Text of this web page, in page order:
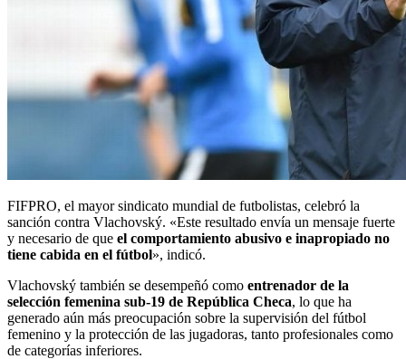
FIFPRO, el mayor sindicato mundial de futbolistas, celebró la
sanción contra Vlachovský. «Este resultado envía un mensaje fuerte
y necesario de que el comportamiento abusivo e inapropiado no
tiene cabida en el fútbol», indicó.
Vlachovský también se desempeñó como entrenador de la
selección femenina sub-19 de República Checa, lo que ha
generado aún más preocupación sobre la supervisión del fútbol
femenino y la protección de las jugadoras, tanto profesionales como
de categorías inferiores.